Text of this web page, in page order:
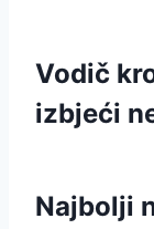
Vodič
izbjeći
Najbolji